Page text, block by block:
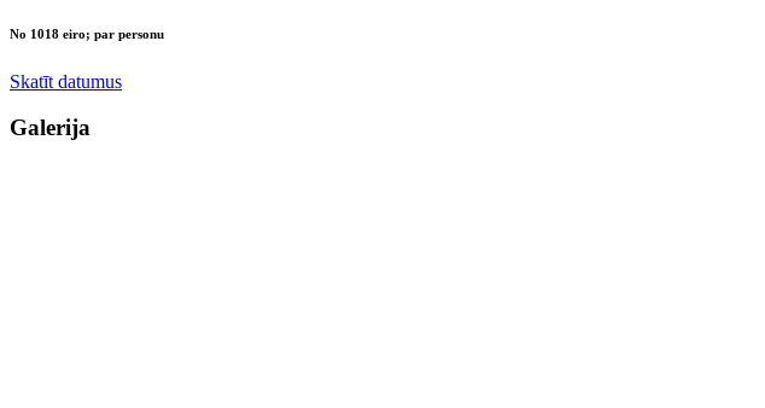
No 1018 eiro; par personu
Skatīt datumus
Galerija